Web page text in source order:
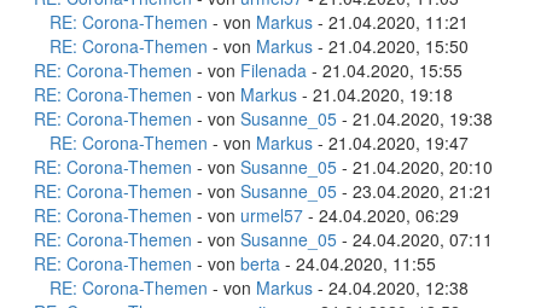
RE: Corona-Themen - von Markus - 21.04.2020, 11:21
RE: Corona-Themen - von Markus - 21.04.2020, 15:50
RE: Corona-Themen - von Filenada - 21.04.2020, 15:55
RE: Corona-Themen - von Markus - 21.04.2020, 19:18
RE: Corona-Themen - von Susanne_05 - 21.04.2020, 19:38
RE: Corona-Themen - von Markus - 21.04.2020, 19:47
RE: Corona-Themen - von Susanne_05 - 21.04.2020, 20:10
RE: Corona-Themen - von Susanne_05 - 23.04.2020, 21:21
RE: Corona-Themen - von urmel57 - 24.04.2020, 06:29
RE: Corona-Themen - von Susanne_05 - 24.04.2020, 07:11
RE: Corona-Themen - von berta - 24.04.2020, 11:55
RE: Corona-Themen - von Markus - 24.04.2020, 12:38